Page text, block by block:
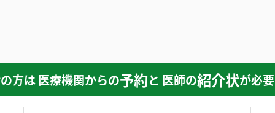
方は 医療機関からの予約と 医師の紹介状が必